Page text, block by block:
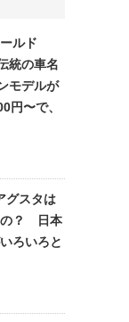
ルド
統の車名
モデルが
円〜で、
グスタは
の？ 日本
ろいろと